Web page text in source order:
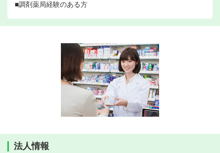
■調剤薬局経験のある方
法人情報